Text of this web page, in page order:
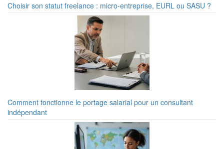
Choisir son statut freelance : micro-entreprise, EURL ou SASU ?
Comment fonctionne le portage salarial pour un consultant
indépendant